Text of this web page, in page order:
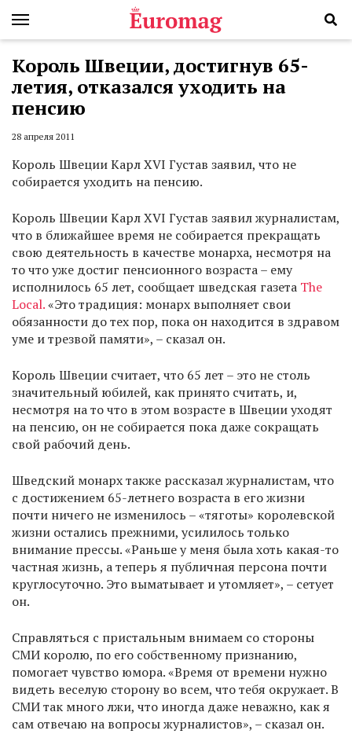
Король Швеции, достигнув 65-
летия, отказался уходить на
пенсию
28 апреля 2011
Король Швеции Карл XVI Густав заявил, что не
собирается уходить на пенсию.
Король Швеции Карл XVI Густав заявил журналистам,
что в ближайшее время не собирается прекращать
свою деятельность в качестве монарха, несмотря на
то что уже достиг пенсионного возраста – ему
исполнилось 65 лет, сообщает шведская газета The
Local.«Это традиция: монарх выполняет свои
обязанности до тех пор, пока он находится в здравом
уме и трезвой памяти», – сказал он.
Король Швеции считает, что 65 лет – это не столь
значительный юбилей, как принято считать, и,
несмотря на то что в этом возрасте в Швеции уходят
на пенсию, он не собирается пока даже сокращать
свой рабочий день.
Шведский монарх также рассказал журналистам, что
с достижением 65-летнего возраста в его жизни
почти ничего не изменилось – «тяготы» королевской
жизни остались прежними, усилилось только
внимание прессы. «Раньше у меня была хоть какая-то
частная жизнь, а теперь я публичная персона почти
круглосуточно. Это выматывает и утомляет», – сетует
он.
Справляться с пристальным внимаем со стороны
СМИ королю, по его собственному признанию,
помогает чувство юмора. «Время от времени нужно
видеть веселую сторону во всем, что тебя окружает. В
СМИ так много лжи, что иногда даже неважно, как я
сам отвечаю на вопросы журналистов», – сказал он.